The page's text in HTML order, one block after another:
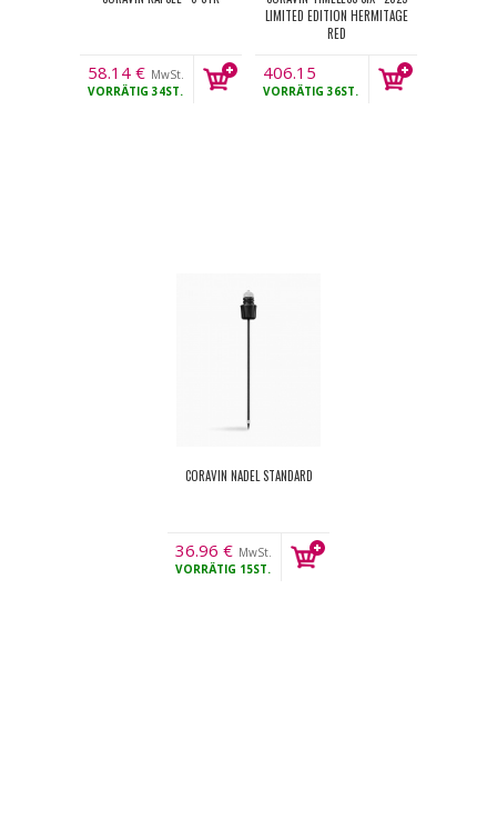
58.14 € MwSt.
VORRÄTIG 34ST.
LIMITED EDITION HERMITAGE
RED
406.15
€ MwSt.
VORRÄTIG 36ST.
CORAVIN NADEL STANDARD
36.96 € MwSt.
VORRÄTIG 15ST.